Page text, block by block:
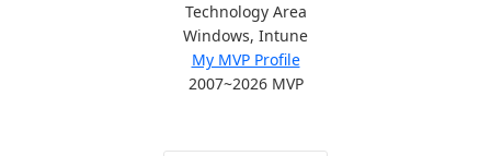
Technology Area
Windows, Intune
My MVP Profile
2007~2026 MVP